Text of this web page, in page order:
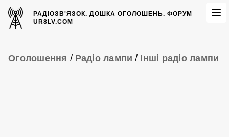
РАДІОЗВ'ЯЗОК.ДОШКА ОГОЛОШЕНЬ. ФОРУМ
UR8LV.COM
Оголошення / Радіо лампи / Інші радіо лампи